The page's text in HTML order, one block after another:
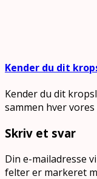
Kender du dit
Kender du dit
sammen hver
Skriv et svar
Din e-mailadresse
felter er markeret